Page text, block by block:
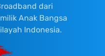
dari
Anak Bangsa
Indonesia.